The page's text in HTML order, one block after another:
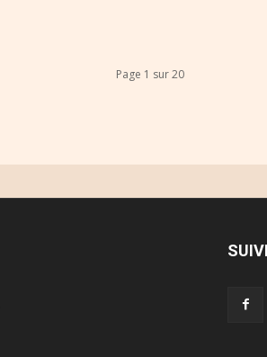
Page 1 sur 20